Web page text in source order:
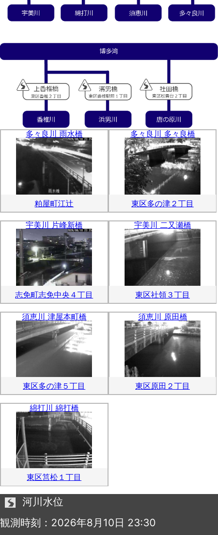
多々良川 雨水橋
粕屋町江辻
多々良川 多々良橋
東区多の津２丁目
宇美川 片峰新橋
志免町志免中央４丁目
宇美川 二又瀬橋
東区社領３丁目
須恵川 津屋本町橋
東区多の津５丁目
須恵川 原田橋
東区原田２丁目
綿打川 綿打橋
東区筥松１丁目
河川水位
観測時刻：2026年8月10日 23:30